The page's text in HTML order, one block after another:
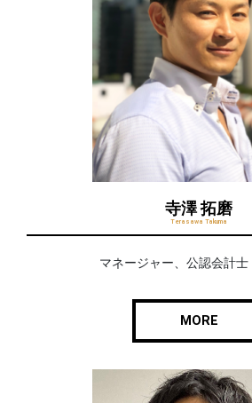
寺澤 拓磨
Terasawa Takuma
マネージャー、公認会計士
MORE